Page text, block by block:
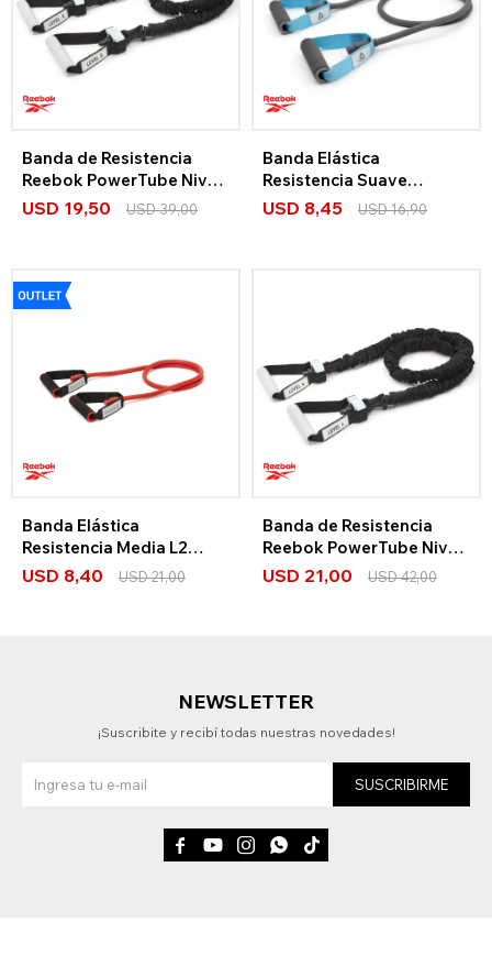
Banda de Resistencia
Reebok PowerTube Nivel
3
USD 19,50 USD39,00
Banda Elástica
Resistencia Suave
Reebok
USD 8,45 USD16,90
Banda Elástica
Resistencia Media L2
Reebok
USD 8,40 USD21,00
Banda de Resistencia
Reebok PowerTube Nivel
4
USD 21,00 USD42,00
NEWSLETTER
¡Suscribite y recibí todas nuestras novedades!
SUSCRIBIRME
    